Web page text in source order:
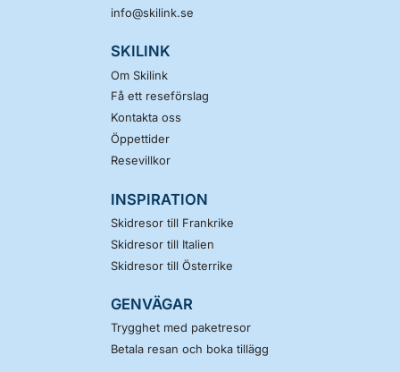
info@skilink.se
SKILINK
Om Skilink
Få ett reseförslag
Kontakta oss
Öppettider
Resevillkor
INSPIRATION
Skidresor till Frankrike
Skidresor till Italien
Skidresor till Österrike
GENVÄGAR
Trygghet med paketresor
Betala resan och boka tillägg